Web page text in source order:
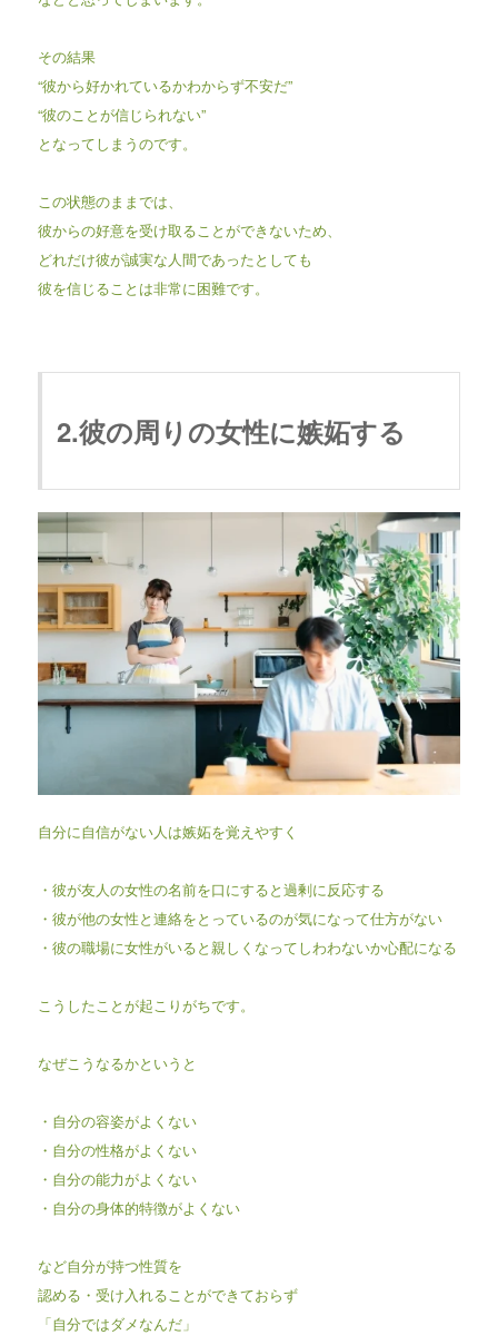
その結果
“彼から好かれているかわからず不安だ”
“彼のことが信じられない”
となってしまうのです。
この状態のままでは、
彼からの好意を受け取ることができないため、
どれだけ彼が誠実な人間であったとしても
彼を信じることは非常に困難です。
2.彼の周りの女性に嫉妬する
自分に自信がない人は嫉妬を覚えやすく
・彼が友人の女性の名前を口にすると過剰に反応する
・彼が他の女性と連絡をとっているのが気になって仕方がない
・彼の職場に女性がいると親しくなってしわわないか心配になる
こうしたことが起こりがちです。
なぜこうなるかというと
・自分の容姿がよくない
・自分の性格がよくない
・自分の能力がよくない
・自分の身体的特徴がよくない
など自分が持つ性質を
認める・受け入れることができておらず
「自分ではダメなんだ」